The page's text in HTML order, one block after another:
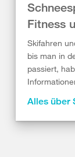
Fitness
Skifahren
bis man in
passiert,
Alles über